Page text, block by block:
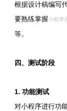
根据设计稿编写
要熟练掌握小程序
等。
四、测试阶段
1. 功能测试
对小程序进行功